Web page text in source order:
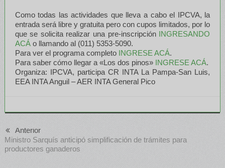
Como todas las actividades que lleva a cabo el IPCVA, la
entrada será libre y gratuita pero con cupos limitados, por lo
que se solicita realizar una pre-inscripción INGRESANDO
ACÁo llamando al (011) 5353-5090.
Para ver el programa completo INGRESE ACÁ.
Para saber cómo llegar a «Los dos pinos» INGRESE ACÁ.
Organiza: IPCVA, participa CR INTA La Pampa-San Luis,
EEA INTA Anguil – AER INTA General Pico
Anterior
Ministro Sarquís anticipó simplificación de trámites para
productores ganaderos